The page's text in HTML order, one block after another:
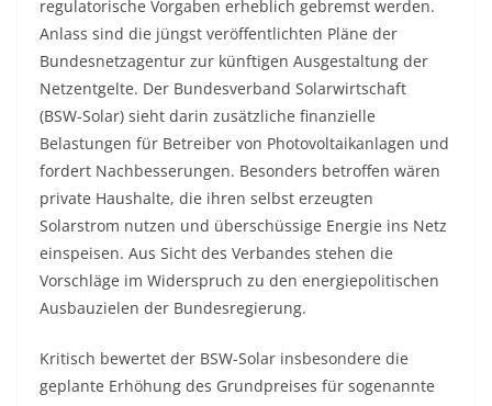
regulatorische Vorgaben erheblich gebremst werden.
Anlass sind die jüngst veröffentlichten Pläne der
Bundesnetzagentur zur künftigen Ausgestaltung der
Netzentgelte. Der Bundesverband Solarwirtschaft
(BSW-Solar) sieht darin zusätzliche finanzielle
Belastungen für Betreiber von Photovoltaikanlagen und
fordert Nachbesserungen. Besonders betroffen wären
private Haushalte, die ihren selbst erzeugten
Solarstrom nutzen und überschüssige Energie ins Netz
einspeisen. Aus Sicht des Verbandes stehen die
Vorschläge im Widerspruch zu den energiepolitischen
Ausbauzielen der Bundesregierung.
Kritisch bewertet der BSW-Solar insbesondere die
geplante Erhöhung des Grundpreises für sogenannte